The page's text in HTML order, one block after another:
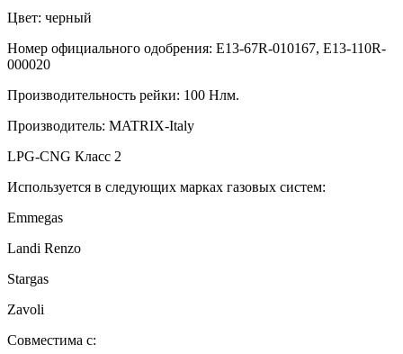
Цвет: черный
Номер официального одобрения: E13-67R-010167, E13-110R-
000020
Производительность рейки: 100 Нлм.
Производитель: MATRIX-Italy
LPG-CNG Класс 2
Используется в следующих марках газовых систем:
Emmegas
Landi Renzo
Stargas
Zavoli
Совместима с: